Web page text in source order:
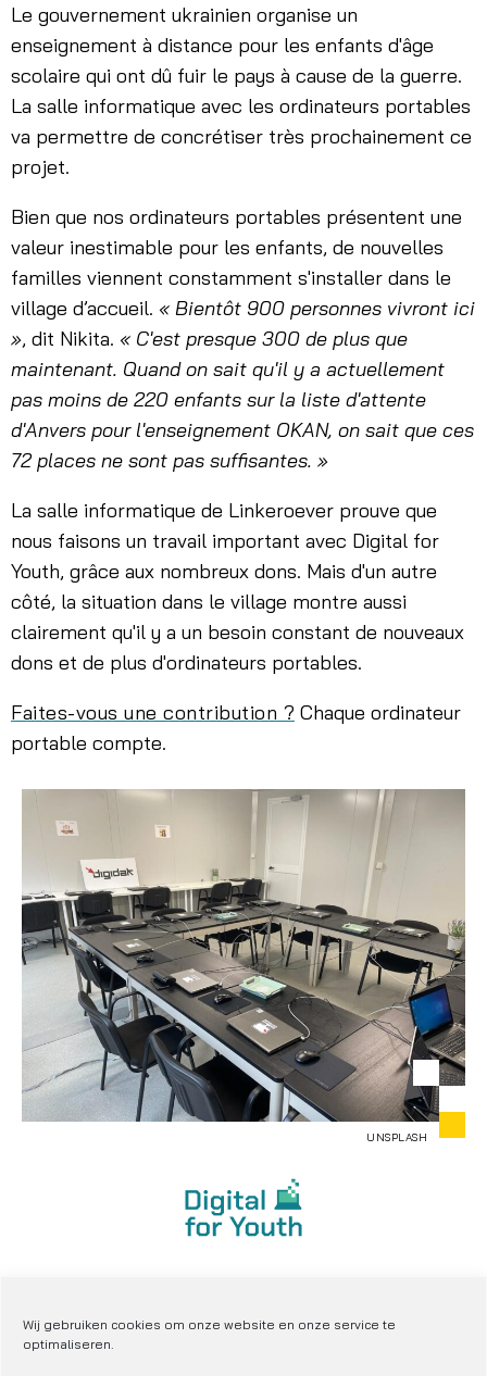
Wij gebruiken cookies om onze website en onze service te
optimaliseren.
Le gouvernement ukrainien organise un
enseignement à distance pour les enfants d'âge
scolaire qui ont dû fuir le pays à cause de la guerre.
La salle informatique avec les ordinateurs portables
va permettre de concrétiser très prochainement ce
projet.
Bien que nos ordinateurs portables présentent une
valeur inestimable pour les enfants, de nouvelles
familles viennent constamment s'installer dans le
village d’accueil. « Bientôt 900 personnes vivront ici
», dit Nikita. « C'est presque 300 de plus que
maintenant. Quand on sait qu'il y a actuellement
pas moins de 220 enfants sur la liste d'attente
d'Anvers pour l'enseignement OKAN, on sait que ces
72 places ne sont pas suffisantes. »
La salle informatique de Linkeroever prouve que
nous faisons un travail important avec Digital for
Youth, grâce aux nombreux dons. Mais d'un autre
côté, la situation dans le village montre aussi
clairement qu'il y a un besoin constant de nouveaux
dons et de plus d'ordinateurs portables.
Faites-vous une contribution ? Chaque ordinateur
portable compte.
UNSPLASH
Déclaration portant sur notre politique de cookies